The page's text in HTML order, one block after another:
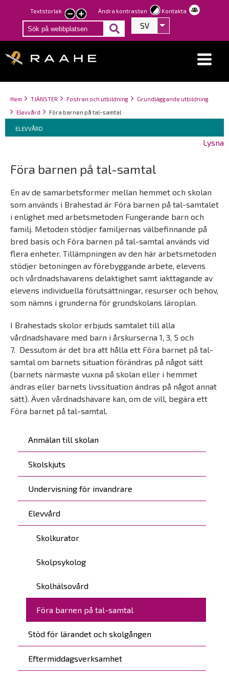
Hoppa
till
huvudinnehåll
Textstorlek
smaller
text
larger
text
Ändra kontrasten Kontakta
SV Visa fler åtgärder
Länkstigar
You
are
Hem TJÄNSTER Fostran och utbildning
Grundläggande utbildning
Elevvård
Föra barnen på tal-samtal
Breadcrumbs
You
are
ELEVVÅRD
Lysna
Päävalikko
Anmälan till skolan
Skolskjuts
Undervisning för invandrare
Elevvård
Skolkurator
Skolpsykolog
Skolhälsovård
Föra barnen på tal-samtal
Stöd för lärandet och skolgången
Eftermiddagsverksamhet
Föra barnen på tal-samtal
En av de samarbetsformer mellan hemmet och skolan
som används i Brahestad är Föra barnen på tal-samtalet
i enlighet med arbetsmetoden Fungerande barn och
familj. Metoden stödjer familjernas välbefinnande på
bred basis och Föra barnen på tal-samtal används vid
flera enheter. Tillämpningen av den här arbetsmetoden
stödjer betoningen av förebyggande arbete, elevens
och vårdnadshavarens delaktighet samt iakttagande av
elevens individuella förutsättningar, resurser och behov,
som nämns i grunderna för grundskolans läroplan.
I Brahestads skolor erbjuds samtalet till alla
vårdnadshavare med barn i årskurserna 1, 3, 5 och
7. Dessutom är det bra att hålla ett Föra barnet på tal-
samtal om barnets situation förändras på något sätt
(barnets närmaste vuxna på skolan eller i hemmet
ändras eller barnets livssituation ändras på något annat
sätt). Även vårdnadshavare kan, om de vill, begära ett
Föra barnet på tal-samtal.